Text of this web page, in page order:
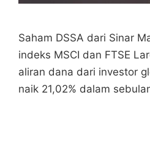
Saham DSSA dari Sinar
indeks MSCI dan FTSE
aliran dana dari investor
naik 21,02% dalam